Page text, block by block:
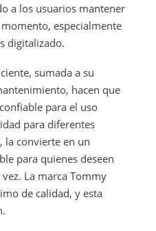
a los usuarios mantener
especialmente
digitalizado.
sumada a su
hacen que
para el uso
para diferentes
la convierte en un
para quienes deseen
La marca Tommy
de calidad, y esta